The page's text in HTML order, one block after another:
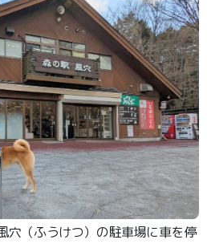
穴（ふうけつ）の駐車場に車を停